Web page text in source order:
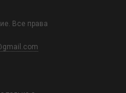
Все права